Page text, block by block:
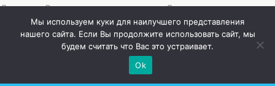
Стоматолог Сумы, стоматологические клиники Сумы, детская стоматология в
Сумах. | Частная стоматология Сумы
Мы используем куки для наилучшего представления
нашего сайта. Если Вы продолжите использовать сайт, мы
будем считать что Вас это устраивает.
Ok